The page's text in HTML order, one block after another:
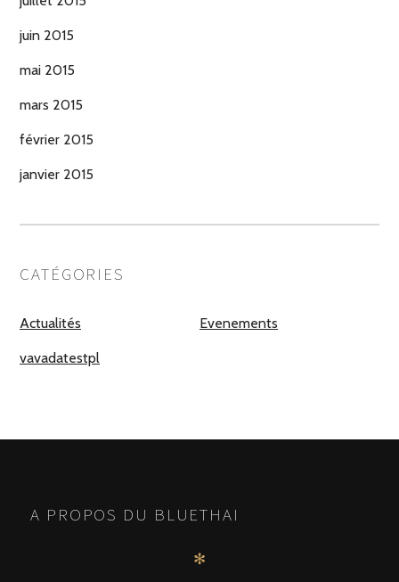
juin 2015
mai 2015
mars 2015
février 2015
janvier 2015
CATÉGORIES
Actualités Evenements
vavadatestpl
A PROPOS DU BLUETHAI
✻